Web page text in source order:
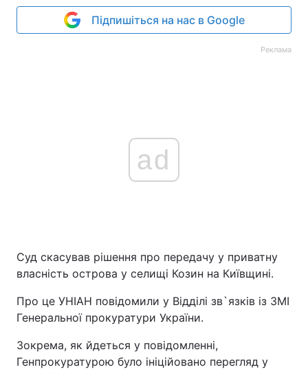
Підпишіться на нас в Google
Реклама
ad
Суд скасував рішення про передачу у приватну
власність острова у селищі Козин на Київщині.
Про це УНІАН повідомили у Відділі зв`язків із ЗМІ
Генеральної прокуратури України.
Зокрема, як йдеться у повідомленні,
Генпрокуратурою було ініційовано перегляд у